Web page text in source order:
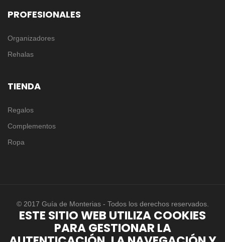
PROFESIONALES
Organizadores
Rehalas
TIENDA
Regalos
Complementos
Ropa
© 2017 Guía de Monterias - Todos los derechos reservados.
ESTE SITIO WEB UTILIZA COOKIES
PARA GESTIONAR LA